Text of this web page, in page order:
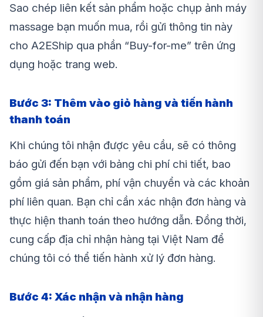
Sao chép liên kết sản phẩm hoặc chụp ảnh máy
massage bạn muốn mua, rồi gửi thông tin này
cho A2EShip qua phần “Buy-for-me” trên ứng
dụng hoặc trang web.
Bước 3: Thêm vào giỏ hàng và tiến hành
thanh toán
Khi chúng tôi nhận được yêu cầu, sẽ có thông
báo gửi đến bạn với bảng chi phí chi tiết, bao
gồm giá sản phẩm, phí vận chuyển và các khoản
phí liên quan. Bạn chỉ cần xác nhận đơn hàng và
thực hiện thanh toán theo hướng dẫn. Đồng thời,
cung cấp địa chỉ nhận hàng tại Việt Nam để
chúng tôi có thể tiến hành xử lý đơn hàng.
Bước 4: Xác nhận và nhận hàng